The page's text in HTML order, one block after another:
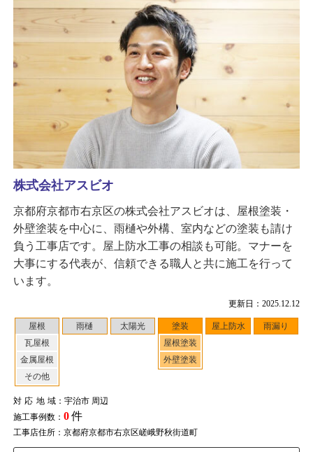
更新日：2025.12.12
屋根
瓦屋根
金属屋根
その他
雨樋 太陽光
塗装
屋根塗装
外壁塗装
屋上防水 雨漏り
対応地域：宇治市 周辺
施工事例数： 0件
工事店住所：京都府京都市右京区嵯峨野秋街道町
株式会社アスビオ
京都府京都市右京区の株式会社アスビオは、屋根塗装・
外壁塗装を中心に、雨樋や外構、室内などの塗装も請け
負う工事店です。屋上防水工事の相談も可能。マナーを
大事にする代表が、信頼できる職人と共に施工を行って
います。